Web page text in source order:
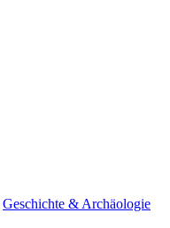
Geschichte & Archäologie